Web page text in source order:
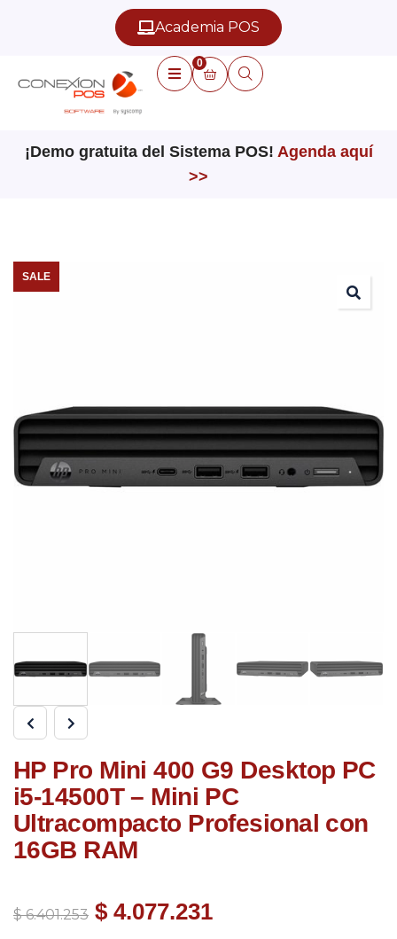
Academia POS
0
¡Demo gratuita del Sistema POS! Agenda aquí
>>
SALE
HP Pro Mini 400 G9 Desktop PC
i5-14500T – Mini PC
Ultracompacto Profesional con
16GB RAM
$6.401.253 $ 4.077.231